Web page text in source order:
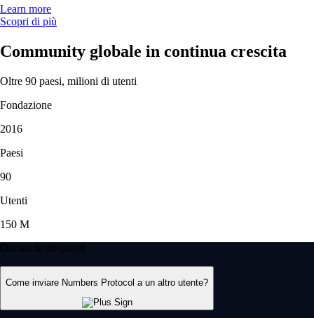
Learn more
Scopri di più
Community globale in continua crescita
Oltre 90 paesi, milioni di utenti
Fondazione
2016
Paesi
90
Utenti
150 M
Domande frequenti
Come inviare Numbers Protocol a un altro utente?